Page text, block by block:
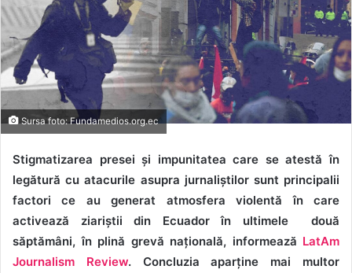
Sursa foto: Fundamedios.org.ec
Stigmatizarea presei și impunitatea care se atestă în
legătură cu atacurile asupra jurnaliștilor sunt principalii
factori ce au generat atmosfera violentă în care
activează ziariștii din Ecuador în ultimele două
săptămâni, în plină grevă națională, informează LatAm
Journalism Review. Concluzia aparține mai multor